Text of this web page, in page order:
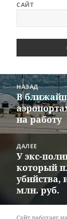
САЙТ
Навигация
по
записям
НАЗАД
Предыдущая
запись:
В
на работу
ДАЛЕЕ
Следующая
запись:
У экс-
который
убийства,
млн. руб.